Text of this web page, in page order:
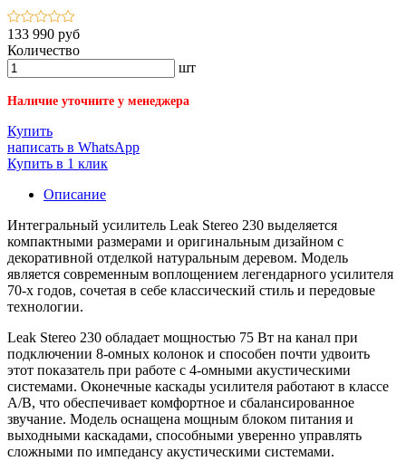
133 990 руб
Количество
шт
Наличие уточните у менеджера
Купить
написать в WhatsApp
Купить в 1 клик
Описание
Интегральный усилитель Leak Stereo 230 выделяется
компактными размерами и оригинальным дизайном с
декоративной отделкой натуральным деревом. Модель
является современным воплощением легендарного усилителя
70-х годов, сочетая в себе классический стиль и передовые
технологии.
Leak Stereo 230 обладает мощностью 75 Вт на канал при
подключении 8-омных колонок и способен почти удвоить
этот показатель при работе с 4-омными акустическими
системами. Оконечные каскады усилителя работают в классе
A/B, что обеспечивает комфортное и сбалансированное
звучание. Модель оснащена мощным блоком питания и
выходными каскадами, способными уверенно управлять
сложными по импедансу акустическими системами.